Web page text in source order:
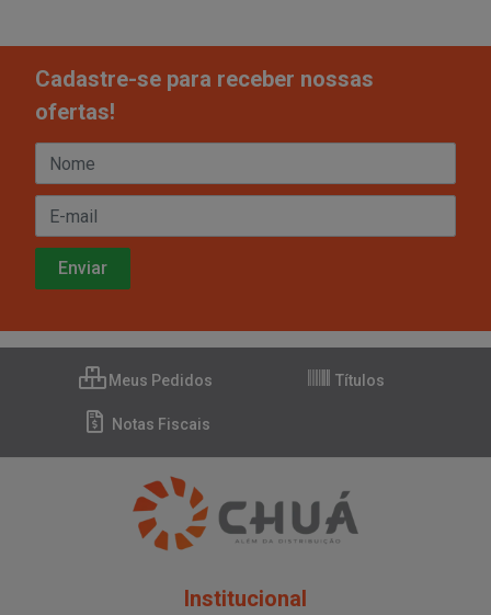
Cadastre-se para receber nossas
ofertas!
Meus Pedidos Títulos
Notas Fiscais
Institucional